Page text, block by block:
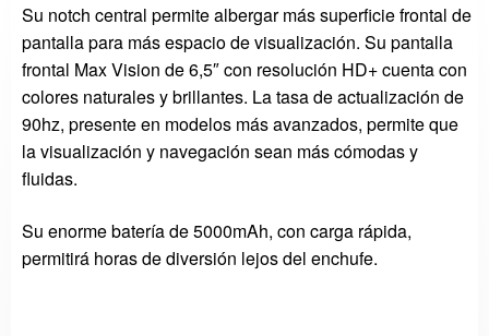
Su notch central permite albergar más superficie frontal de
pantalla para más espacio de visualización. Su pantalla
frontal Max Vision de 6,5″ con resolución HD+ cuenta con
colores naturales y brillantes. La tasa de actualización de
90hz, presente en modelos más avanzados, permite que
la visualización y navegación sean más cómodas y
fluidas.
Su enorme batería de 5000mAh, con carga rápida,
permitirá horas de diversión lejos del enchufe.